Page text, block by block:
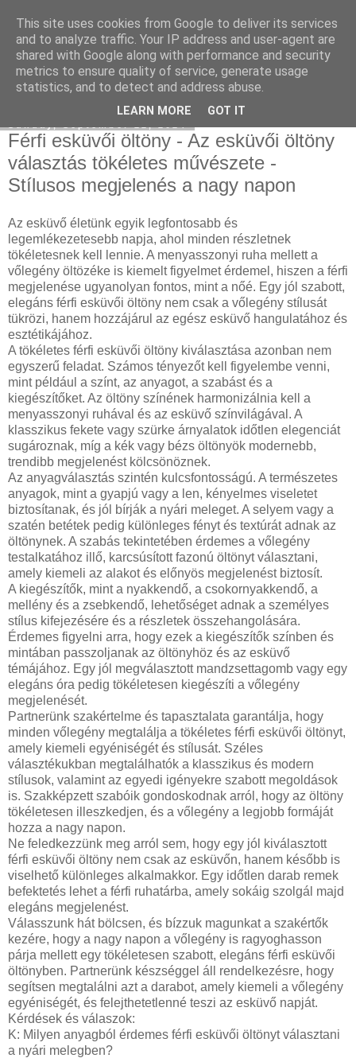
Mercedes külföldről
Férfi esküvői öltöny - Az esküvői öltöny
választás tökéletes művészete -
Stílusos megjelenés a nagy napon
Az esküvő életünk egyik legfontosabb és
legemlékezetesebb napja, ahol minden részletnek
tökéletesnek kell lennie. A menyasszonyi ruha mellett a
vőlegény öltözéke is kiemelt figyelmet érdemel, hiszen a férfi
megjelenése ugyanolyan fontos, mint a nőé. Egy jól szabott,
elegáns férfi esküvői öltöny nem csak a vőlegény stílusát
tükrözi, hanem hozzájárul az egész esküvő hangulatához és
esztétikájához.
A tökéletes férfi esküvői öltöny kiválasztása azonban nem
egyszerű feladat. Számos tényezőt kell figyelembe venni,
mint például a színt, az anyagot, a szabást és a
kiegészítőket. Az öltöny színének harmonizálnia kell a
menyasszonyi ruhával és az esküvő színvilágával. A
klasszikus fekete vagy szürke árnyalatok időtlen elegenciát
sugároznak, míg a kék vagy bézs öltönyök modernebb,
trendibb megjelenést kölcsönöznek.
Az anyagválasztás szintén kulcsfontosságú. A természetes
anyagok, mint a gyapjú vagy a len, kényelmes viseletet
biztosítanak, és jól bírják a nyári meleget. A selyem vagy a
szatén betétek pedig különleges fényt és textúrát adnak az
öltönynek. A szabás tekintetében érdemes a vőlegény
testalkatához illő, karcsúsított fazonú öltönyt választani,
amely kiemeli az alakot és előnyös megjelenést biztosít.
A kiegészítők, mint a nyakkendő, a csokornyakkendő, a
mellény és a zsebkendő, lehetőséget adnak a személyes
stílus kifejezésére és a részletek összehangolására.
Érdemes figyelni arra, hogy ezek a kiegészítők színben és
mintában passzoljanak az öltönyhöz és az esküvő
témájához. Egy jól megválasztott mandzsettagomb vagy egy
elegáns óra pedig tökéletesen kiegészíti a vőlegény
megjelenését.
Partnerünk szakértelme és tapasztalata garantálja, hogy
minden vőlegény megtalálja a tökéletes férfi esküvői öltönyt,
amely kiemeli egyéniségét és stílusát. Széles
választékukban megtalálhatók a klasszikus és modern
stílusok, valamint az egyedi igényekre szabott megoldások
is. Szakképzett szabóik gondoskodnak arról, hogy az öltöny
tökéletesen illeszkedjen, és a vőlegény a legjobb formáját
hozza a nagy napon.
Ne feledkezzünk meg arról sem, hogy egy jól kiválasztott
férfi esküvői öltöny nem csak az esküvőn, hanem később is
viselhető különleges alkalmakkor. Egy időtlen darab remek
befektetés lehet a férfi ruhatárba, amely sokáig szolgál majd
elegáns megjelenést.
Válasszunk hát bölcsen, és bízzuk magunkat a szakértők
kezére, hogy a nagy napon a vőlegény is ragyoghasson
párja mellett egy tökéletesen szabott, elegáns férfi esküvői
öltönyben. Partnerünk készséggel áll rendelkezésre, hogy
segítsen megtalálni azt a darabot, amely kiemeli a vőlegény
egyéniségét, és felejthetetlenné teszi az esküvő napját.
Kérdések és válaszok:
K: Milyen anyagból érdemes férfi esküvői öltönyt választani
a nyári melegben?
This site uses cookies from Google to deliver its services
and to analyze traffic. Your IP address and user-agent are
shared with Google along with performance and security
metrics to ensure quality of service, generate usage
statistics, and to detect and address abuse.
LEARN MORE GOT IT